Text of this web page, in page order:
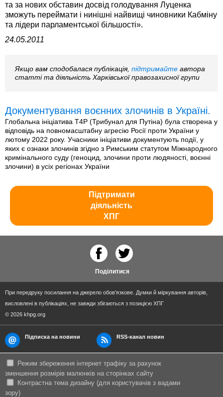
та за нових обставин досвід голодування Луценка
зможуть переймати і нинішні найвищі чиновники Кабміну
та лідери парламентської більшості».
24.05.2011
Якщо вам сподобалася публікація, підтримайте автора
статті та діяльність Харківської правозахисної групи
Документування воєнних злочинів в Україні.
Глобальна ініціатива T4P (Трибунал для Путіна) була створена у
відповідь на повномасштабну агресію Росії проти України у
лютому 2022 року. Учасники ініціативи документують події, у
яких є ознаки злочинів згідно з Римським статутом Міжнародного
кримінального суду (геноцид, злочини проти людяності, воєнні
злочини) в усіх регіонах України
Підтримати
діяльність
ХПГ
Поділитися
При передруку посилання на джерело обов'язкове. Думки й міркування авторів,
висловлені в публікаціях, не завжди збігаються з позицією ХПГ
© 2026 khpg.org
Підписка на новини RSS-канал новин
Режим збереження інтернет трафіку за рахунок
зменшення розмірів малюнків на сторінках сайту
Контрастна тема дизайну (для користувачів з вадами
зору)